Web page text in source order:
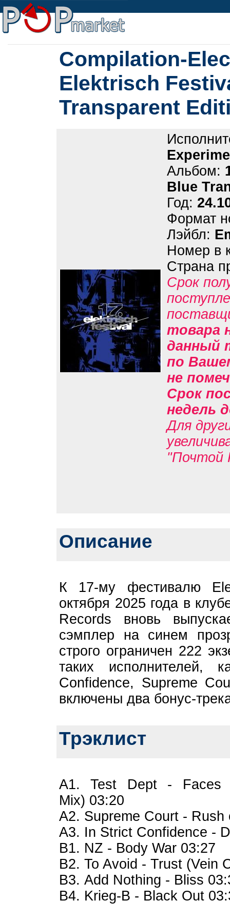
Compilation-
Elektrisch
Transparent
Альбом:
Blue
Год:
Формат
Лэйбл:
Номер в
Страна
Срок
товара
данный
по
не
Срок
недель
Для
"Почтой
Описание
К 17-му фестивалю
октября 2025 года в
Records вновь
сэмплер на синем
строго ограничен 222
таких
Confidence, Supreme
включены два бонус-
Трэклист
A1. Test Dept - Faces
Mix) 03:20
A2. Supreme Court -
A3. In Strict Confidence -
B1. NZ - Body War 03:27
B2. To Avoid - Trust (Vein
B3. Add Nothing - Bliss
B4. Krieg-B - Black Out